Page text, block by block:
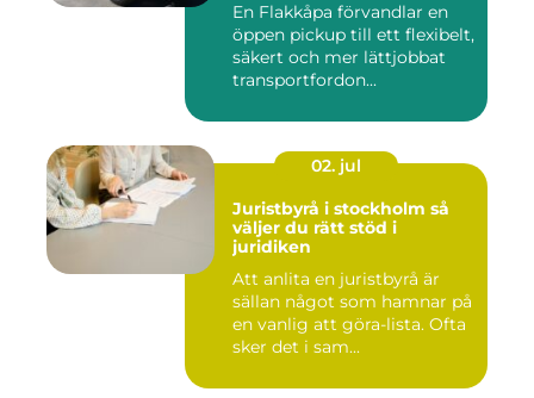
En Flakkåpa förvandlar en
öppen pickup till ett flexibelt,
säkert och mer lättjobbat
transportfordon...
02. jul
Juristbyrå i stockholm så
väljer du rätt stöd i
juridiken
Att anlita en juristbyrå är
sällan något som hamnar på
en vanlig att göra-lista. Ofta
sker det i sam...